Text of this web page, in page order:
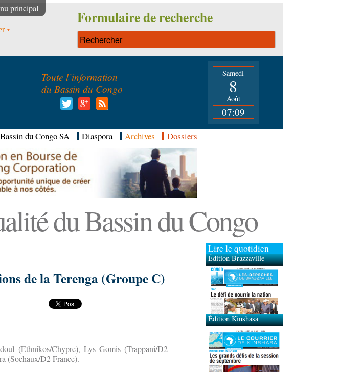
principal Formulaire de recherche
Toute l’information
du Bassin du Congo
Samedi
8
Août
07:09
Bassin du Congo SA Diaspora Archives Dossiers
du Bassin du Congo
de la Terenga (Groupe C)
(Ethnikos/Chypre), Lys Gomis (Trappani/D2
(Sochaux/D2 France).
Lire le quotidien
Édition Brazzaville
Édition Kinshasa